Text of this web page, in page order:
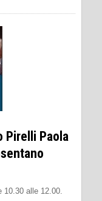
Pirelli Paola
10.30 alle 12.00.